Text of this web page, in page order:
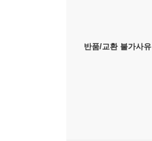
반품/교환 불가사유